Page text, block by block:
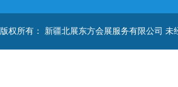
版权所有： 新疆北展东方会展服务有限公司